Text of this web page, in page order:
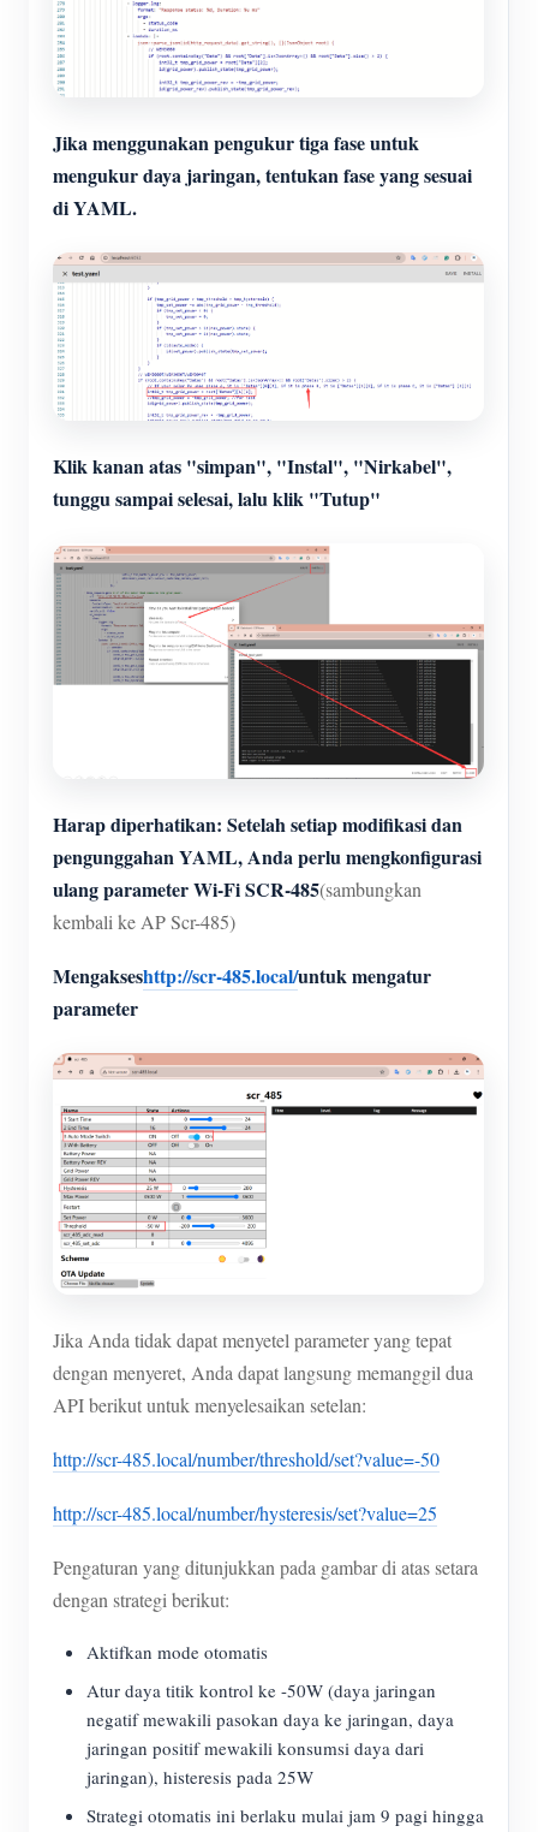
Jika menggunakan pengukur tiga fase untuk
mengukur daya jaringan, tentukan fase yang sesuai
di YAML.
Klik kanan atas "simpan", "Instal", "Nirkabel",
tunggu sampai selesai, lalu klik "Tutup"
Harap diperhatikan: Setelah setiap modifikasi dan
pengunggahan YAML, Anda perlu mengkonfigurasi
ulang parameter Wi-Fi SCR-485(sambungkan
kembali ke AP Scr-485)
Mengakseshttp://scr-485.local/untuk mengatur
parameter
Jika Anda tidak dapat menyetel parameter yang tepat
dengan menyeret, Anda dapat langsung memanggil dua
API berikut untuk menyelesaikan setelan:
http://scr-485.local/number/threshold/set?value=-50
http://scr-485.local/number/hysteresis/set?value=25
Pengaturan yang ditunjukkan pada gambar di atas setara
dengan strategi berikut:
Aktifkan mode otomatis
Atur daya titik kontrol ke -50W (daya jaringan
negatif mewakili pasokan daya ke jaringan, daya
jaringan positif mewakili konsumsi daya dari
jaringan), histeresis pada 25W
Strategi otomatis ini berlaku mulai jam 9 pagi hingga